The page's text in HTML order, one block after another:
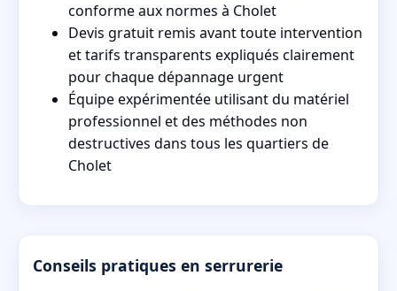
conforme aux normes à Cholet
Devis gratuit remis avant toute intervention
et tarifs transparents expliqués clairement
pour chaque dépannage urgent
Équipe expérimentée utilisant du matériel
professionnel et des méthodes non
destructives dans tous les quartiers de
Cholet
Conseils pratiques en serrurerie